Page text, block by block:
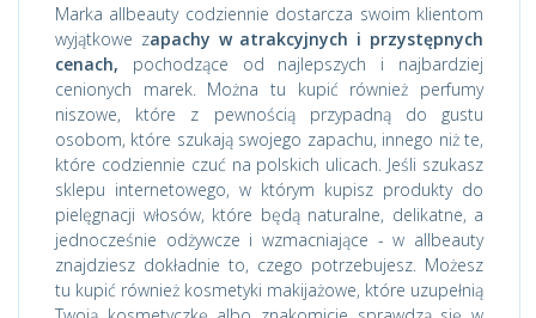
Marka allbeauty codziennie dostarcza swoim klientom
wyjątkowe zapachy w atrakcyjnych i przystępnych
cenach, pochodzące od najlepszych i najbardziej
cenionych marek. Można tu kupić również perfumy
niszowe, które z pewnością przypadną do gustu
osobom, które szukają swojego zapachu, innego niż te,
które codziennie czuć na polskich ulicach. Jeśli szukasz
sklepu internetowego, w którym kupisz produkty do
pielęgnacji włosów, które będą naturalne, delikatne, a
jednocześnie odżywcze i wzmacniające - w allbeauty
znajdziesz dokładnie to, czego potrzebujesz. Możesz
tu kupić również kosmetyki makijażowe, które uzupełnią